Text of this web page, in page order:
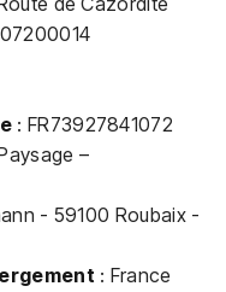
: FR73927841072
–
- 59100 Roubaix -
: France